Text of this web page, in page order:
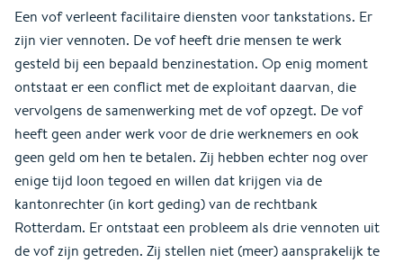
Een vof verleent facilitaire diensten voor tankstations. Er
zijn vier vennoten. De vof heeft drie mensen te werk
gesteld bij een bepaald benzinestation. Op enig moment
ontstaat er een conflict met de exploitant daarvan, die
vervolgens de samenwerking met de vof opzegt. De vof
heeft geen ander werk voor de drie werknemers en ook
geen geld om hen te betalen. Zij hebben echter nog over
enige tijd loon tegoed en willen dat krijgen via de
kantonrechter (in kort geding) van de rechtbank
Rotterdam. Er ontstaat een probleem als drie vennoten uit
de vof zijn getreden. Zij stellen niet (meer) aansprakelijk te